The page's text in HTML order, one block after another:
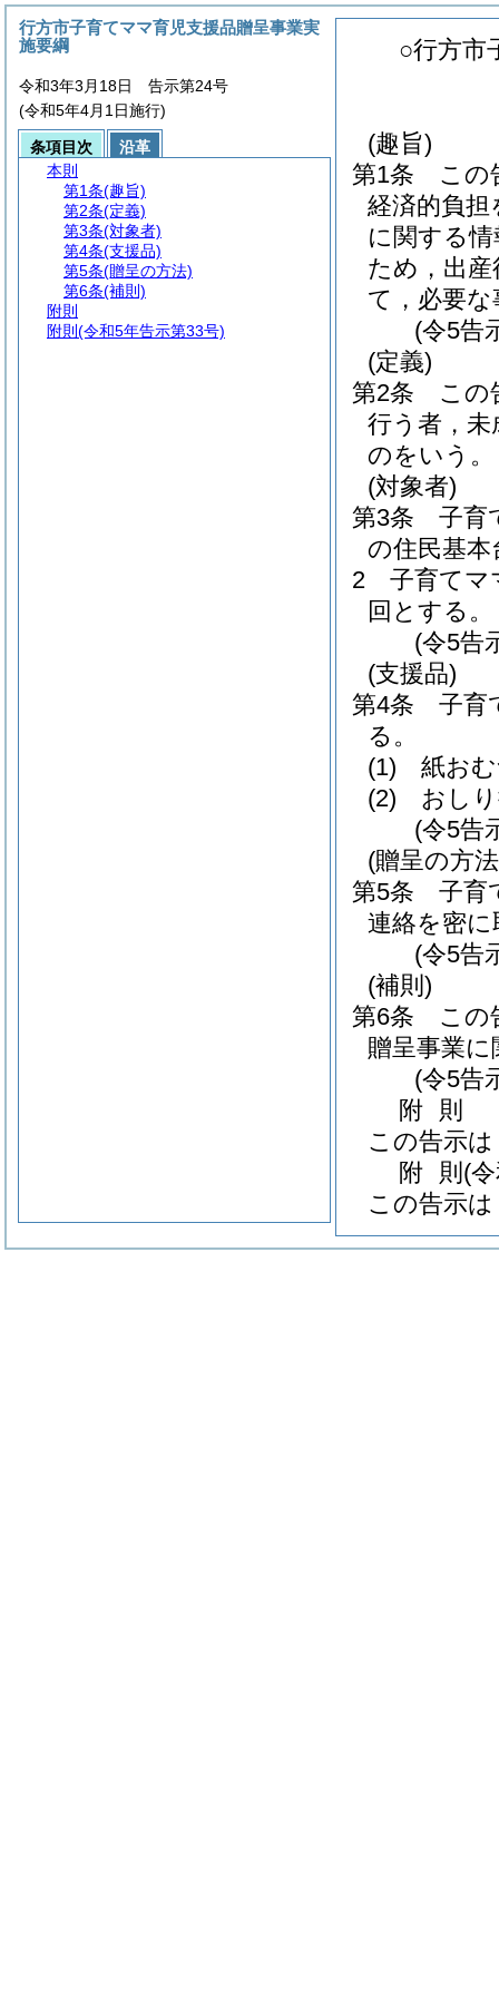
○行方市
(趣旨)
第1条
この
経済的負担
に関する
ため，出
て，必要
(令5告
(定義)
第2条
この
行う者，
のをいう。
(対象者)
第3条
子育
の住民基
2
子育てマ
回とする。
(令5告
(支援品)
第4条
子育
る。
(1)
紙お
(2)
おし
(令5告
(贈呈の方
第5条
子育
連絡を密
(令5告
(補則)
第6条
この
贈呈事業
(令5告
附 則
この告示
附 則 (
この告示
行方市子育てママ育児支援品贈呈事業実
施要綱
令和3年3月18日 告示第24号
(令和5年4月1日施行)
条項目次
沿革
本則
第1条(趣旨)
第2条(定義)
第3条(対象者)
第4条(支援品)
第5条(贈呈の方法)
第6条(補則)
附則
附則 (令和5年告示第33号)